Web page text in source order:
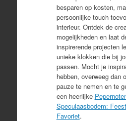
besparen op kosten,
persoonlijke touch
interieur. Ontdek de
mogelijkheden en laat
inspirerende projecten
unieke klokken die bij
passen. Mocht je
hebben, overweeg dan
pauze te nemen en te
een heerlijke
Speculaasbodem:
Favoriet.